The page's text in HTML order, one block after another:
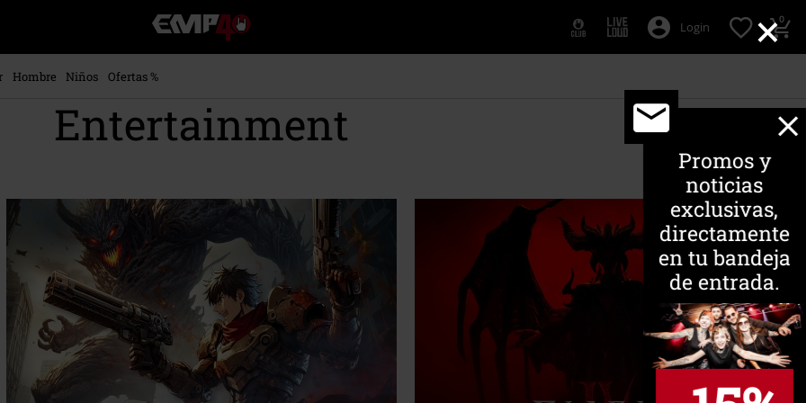
×
Promos y
noticias
exclusivas,
directamente
en tu bandeja
de entrada.
EMP
-
Música,
&
Gaming
Merch
Alternativa
Login 0
Hombre Niños Ofertas %
Entertainment